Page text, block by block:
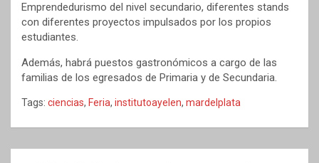
Emprendedurismo del nivel secundario, diferentes stands
con diferentes proyectos impulsados por los propios
estudiantes.
Además, habrá puestos gastronómicos a cargo de las
familias de los egresados de Primaria y de Secundaria.
Tags: ciencias, Feria, institutoayelen, mardelplata